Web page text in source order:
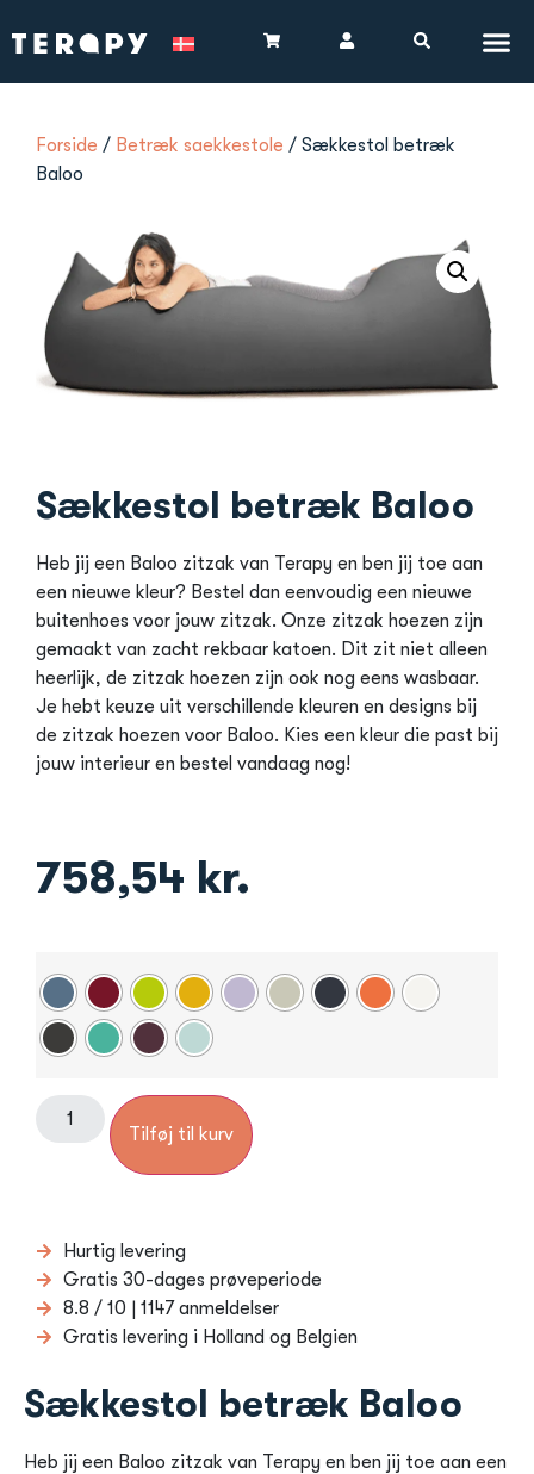
Forside / Betræk saekkestole / Sækkestol betræk
Baloo
Sækkestol betræk Baloo
Heb jij een Baloo zitzak van Terapy en ben jij toe aan
een nieuwe kleur? Bestel dan eenvoudig een nieuwe
buitenhoes voor jouw zitzak. Onze zitzak hoezen zijn
gemaakt van zacht rekbaar katoen. Dit zit niet alleen
heerlijk, de zitzak hoezen zijn ook nog eens wasbaar.
Je hebt keuze uit verschillende kleuren en designs bij
de zitzak hoezen voor Baloo. Kies een kleur die past bij
jouw interieur en bestel vandaag nog!
758,54 kr.
Tilføj til kurv
Hurtig levering
Gratis 30-dages prøveperiode
8.8 / 10 | 1147 anmeldelser
Gratis levering i Holland og Belgien
Sækkestol betræk Baloo
Heb jij een Baloo zitzak van Terapy en ben jij toe aan een